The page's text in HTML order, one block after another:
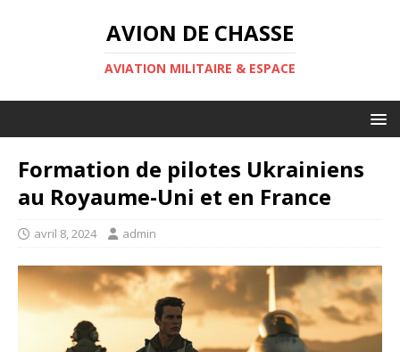
AVION DE CHASSE
AVIATION MILITAIRE & ESPACE
Formation de pilotes Ukrainiens
au Royaume-Uni et en France
avril 8, 2024 admin